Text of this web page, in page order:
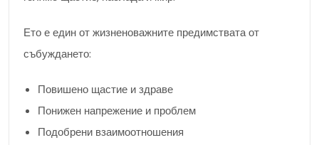
Ето е един от жизненоважните предимствата от
събуждането:
Повишено щастие и здраве
Понижен напрежение и проблем
Подобрени взаимоотношения